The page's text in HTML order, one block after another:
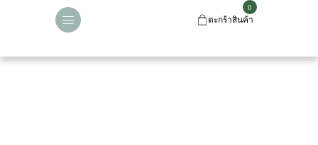
ตะกร้าสินค้า